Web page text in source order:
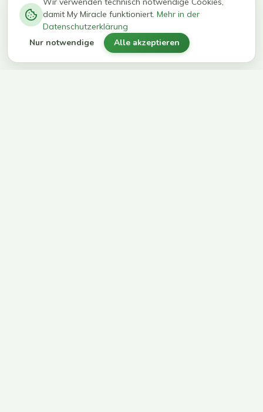
kg in 12
Wochen
erreichen
ihr Ziel
damit My Miracle funktioniert. Mehr in der
Datenschutzerklärung
Nur notwendige Alle akzeptieren